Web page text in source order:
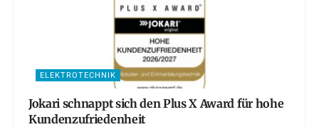
ELEKTROTECHNIK
Jokari schnappt sich den Plus X Award für hohe
Kundenzufriedenheit